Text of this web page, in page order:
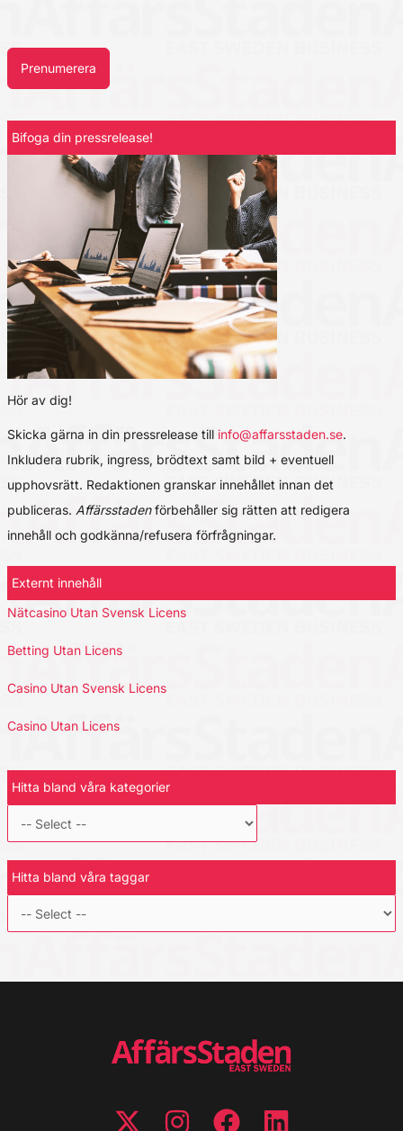
Prenumerera
Bifoga din pressrelease!
Hör av dig!
Skicka gärna in din pressrelease till info@affarsstaden.se.
Inkludera rubrik, ingress, brödtext samt bild + eventuell
upphovsrätt. Redaktionen granskar innehållet innan det
publiceras. Affärsstadenförbehåller sig rätten att redigera
innehåll och godkänna/refusera förfrågningar.
Externt innehåll
Nätcasino Utan Svensk Licens
Betting Utan Licens
Casino Utan Svensk Licens
Casino Utan Licens
Hitta bland våra kategorier
Hitta bland våra taggar